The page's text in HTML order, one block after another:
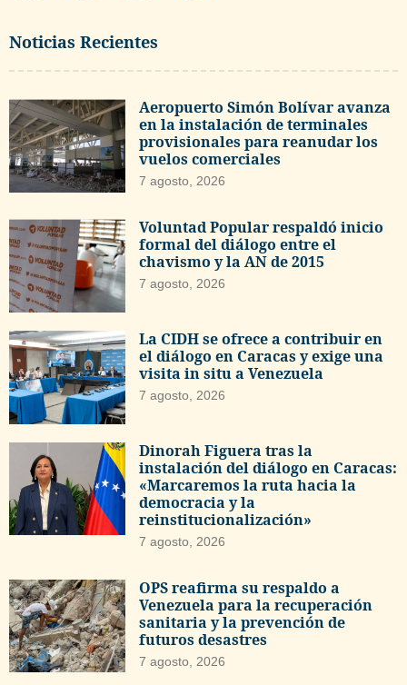
Noticias Recientes
Aeropuerto Simón Bolívar avanza
en la instalación de terminales
provisionales para reanudar los
vuelos comerciales
7 agosto, 2026
Voluntad Popular respaldó inicio
formal del diálogo entre el
chavismo y la AN de 2015
7 agosto, 2026
La CIDH se ofrece a contribuir en
el diálogo en Caracas y exige una
visita in situ a Venezuela
7 agosto, 2026
Dinorah Figuera tras la
instalación del diálogo en Caracas:
«Marcaremos la ruta hacia la
democracia y la
reinstitucionalización»
7 agosto, 2026
OPS reafirma su respaldo a
Venezuela para la recuperación
sanitaria y la prevención de
futuros desastres
7 agosto, 2026